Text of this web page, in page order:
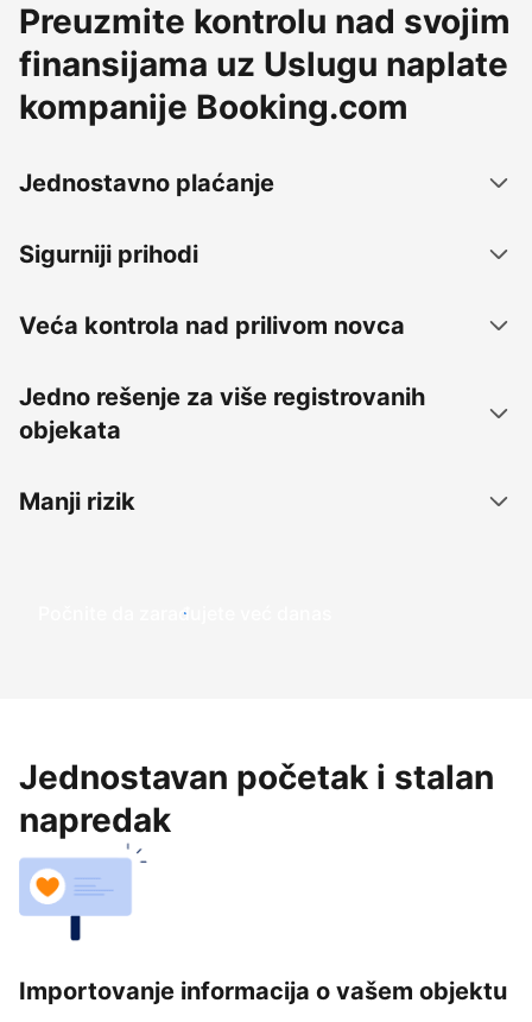
Preuzmite kontrolu nad svojim
finansijama uz Uslugu naplate
kompanije Booking.com
Jednostavno plaćanje
Sigurniji prihodi
Veća kontrola nad prilivom novca
Jedno rešenje za više registrovanih
objekata
Manji rizik
Počnite da zarađujete već danas
Jednostavan početak i stalan
napredak
Importovanje informacija o vašem objektu